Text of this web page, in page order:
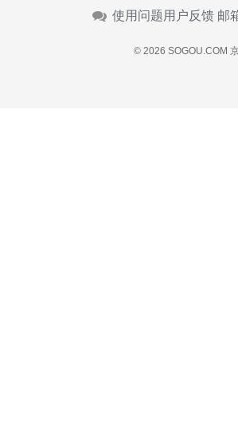
使用问题用户反馈 邮
© 2026 SOGOU.COM